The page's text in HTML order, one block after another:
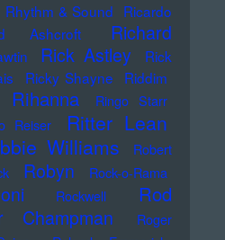
Rhythm & Sound Ricardo
Ashcroft
Richard
Rick Astley
Rick
Ricky Shayne Riddim
Rihanna Ringo Starr
Reiser Ritter Lean
Williams
Robert
Robyn Rock-o-Rama
Rockwell
Rod
Champman
Roger